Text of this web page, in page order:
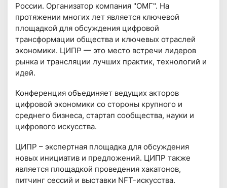
России. Организатор компания "ОМГ". На
протяжении многих лет является ключевой
площадкой для обсуждения цифровой
трансформации общества и ключевых отраслей
экономики. ЦИПР — это место встречи лидеров
рынка и трансляции лучших практик, технологий и
идей.
Конференция объединяет ведущих акторов
цифровой экономики со стороны крупного и
среднего бизнеса, стартап сообщества, науки и
цифрового искусства.
ЦИПР – экспертная площадка для обсуждения
новых инициатив и предложений. ЦИПР также
является площадкой проведения хакатонов,
питчинг сессий и выставки NFT-искусства.